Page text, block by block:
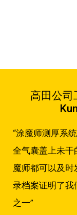
高田公司
“涂魔师测厚系
全气囊盖上未干
魔师都可以及
录档案证明了我
之一”